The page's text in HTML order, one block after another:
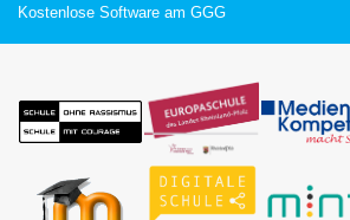
Kostenlose Software am GGG